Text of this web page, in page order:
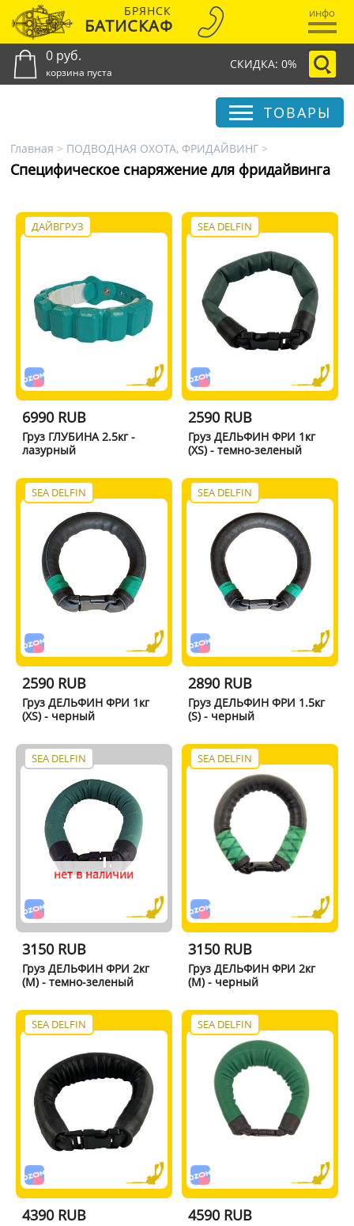
БРЯНСК
БАТИСКАФ
инфо
0 руб.
корзина пуста
СКИДКА: 0%
ТОВАРЫ
Главная > ПОДВОДНАЯ ОХОТА, ФРИДАЙВИНГ >
Специфическое снаряжение для фридайвинга
ДАЙВГРУЗ
6990 RUB
Груз ГЛУБИНА 2.5кг -
лазурный
SEA DELFIN
2590 RUB
Груз ДЕЛЬФИН ФРИ 1кг
(XS) - темно-зеленый
SEA DELFIN
2590 RUB
Груз ДЕЛЬФИН ФРИ 1кг
(XS) - черный
SEA DELFIN
2890 RUB
Груз ДЕЛЬФИН ФРИ 1.5кг
(S) - черный
SEA DELFIN
нет в наличии
3150 RUB
Груз ДЕЛЬФИН ФРИ 2кг
(M) - темно-зеленый
SEA DELFIN
3150 RUB
Груз ДЕЛЬФИН ФРИ 2кг
(M) - черный
SEA DELFIN
4390 RUB
SEA DELFIN
4590 RUB